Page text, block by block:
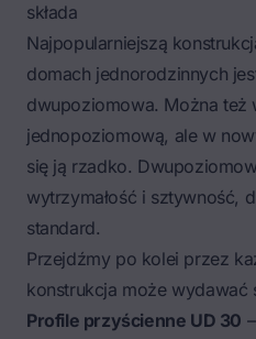
składa
Najpopularniejszą
domach jednorodzinnych
dwupoziomowa. Można też
jednopoziomową, ale w
się ją rzadko.
wytrzymałość i sztywność,
standard.
Przejdźmy po kolei przez
konstrukcja może wydawać
Profile przyścienne UD 30